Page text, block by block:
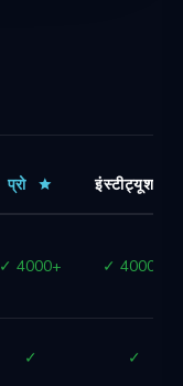
प्रो
इंस्टीट्यूशनल
✓ 4000+ ✓ 4000+
✓ ✓